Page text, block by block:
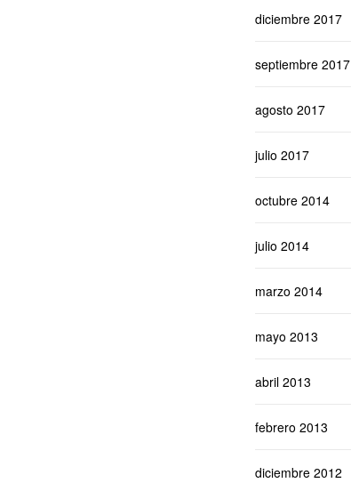
diciembre 2017
septiembre 2017
agosto 2017
julio 2017
octubre 2014
julio 2014
marzo 2014
mayo 2013
abril 2013
febrero 2013
diciembre 2012